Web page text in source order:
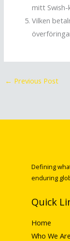
mitt Swish-
Vilken
← Previous Post
Defining
enduring
Quick
Home
Who We Are